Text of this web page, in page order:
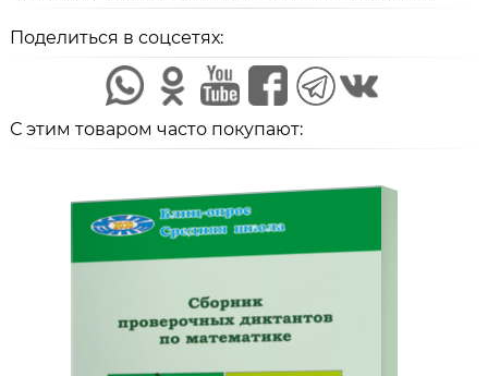
Поделиться в соцсетях:
С этим товаром часто покупают: